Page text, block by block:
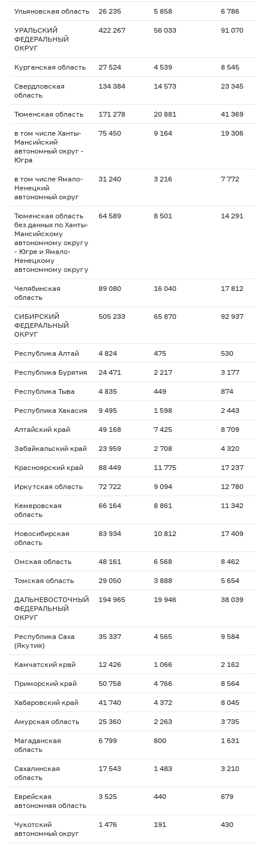
Ульяновская область 26 235 5 858 6 786
УРАЛЬСКИЙ
ФЕДЕРАЛЬНЫЙ
ОКРУГ
422 267 56 033 91 070
Курганская область 27 524 4 539 8 545
Свердловская
область
134 384 14 573 23 345
Тюменская область 171 278 20 881 41 369
в том числе Ханты-
Мансийский
автономный округ -
Югра
75 450 9 164 19 306
в том числе Ямало-
Ненецкий
автономный округ
31 240 3 216 7 772
Тюменская область
без данных по Ханты-
Мансийскому
автономному округу
- Югре и Ямало-
Ненецкому
автономному округу
64 589 8 501 14 291
Челябинская
область
89 080 16 040 17 812
СИБИРСКИЙ
ФЕДЕРАЛЬНЫЙ
ОКРУГ
505 233 65 870 92 937
Республика Алтай 4 824 475 530
Республика Бурятия 24 471 2 217 3 177
Республика Тыва 4 835 449 874
Республика Хакасия 9 495 1 598 2 443
Алтайский край 49 168 7 425 8 709
Забайкальский край 23 959 2 708 4 320
Красноярский край 88 449 11 775 17 237
Иркутская область 72 722 9 094 12 780
Кемеровская
область
66 164 8 861 11 342
Новосибирская
область
83 934 10 812 17 409
Омская область 48 161 6 568 8 462
Томская область 29 050 3 888 5 654
ДАЛЬНЕВОСТОЧНЫЙ
ФЕДЕРАЛЬНЫЙ
ОКРУГ
194 965 19 946 38 039
Республика Саха
(Якутия)
35 337 4 565 9 584
Камчатский край 12 426 1 066 2 162
Приморский край 50 758 4 766 8 564
Хабаровский край 41 740 4 372 8 045
Амурская область 25 360 2 263 3 735
Магаданская
область
6 799 800 1 631
Сахалинская
область
17 543 1 483 3 210
Еврейская
автономная область
3 525 440 679
Чукотский
автономный округ
1 476 191 430